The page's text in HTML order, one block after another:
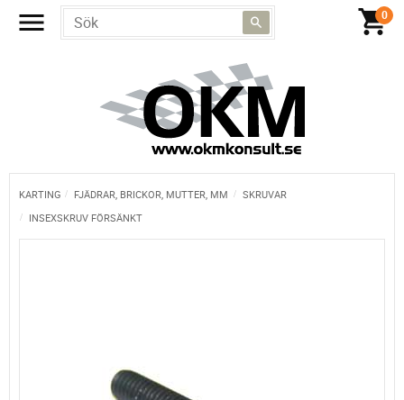
KARTING FJÄDRAR, BRICKOR, MUTTER, MM
SKRUVAR
INSEXSKRUV FÖRSÄNKT